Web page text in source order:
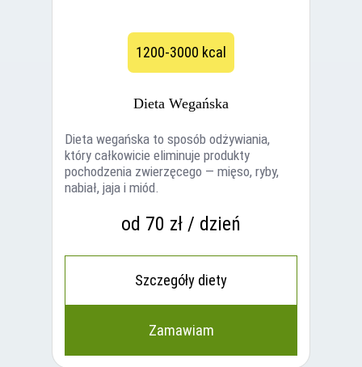
1200-3000 kcal
Dieta Wegańska
Dieta wegańska to sposób odżywiania,
który całkowicie eliminuje produkty
pochodzenia zwierzęcego — mięso, ryby,
nabiał, jaja i miód.
od 70 zł / dzień
Szczegóły diety
Zamawiam